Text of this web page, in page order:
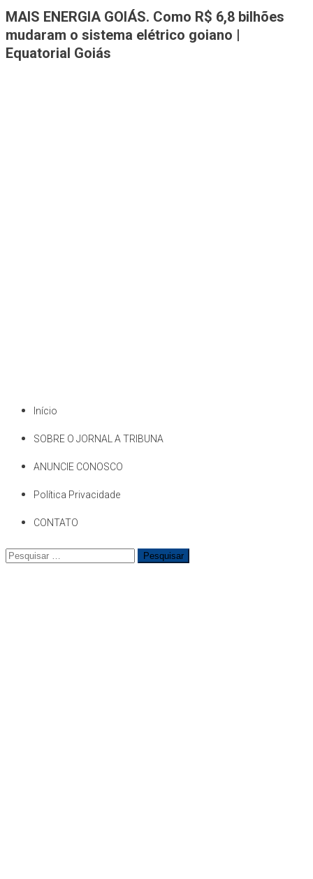
Jornal mais completo de Noticias e Informações de Rio Verde e
Região
MAIS ENERGIA GOIÁS. Como R$ 6,8 bilhões
mudaram o sistema elétrico goiano |
Equatorial Goiás
Início
SOBRE O JORNAL A TRIBUNA
ANUNCIE CONOSCO
Política Privacidade
CONTATO
Pesquisar